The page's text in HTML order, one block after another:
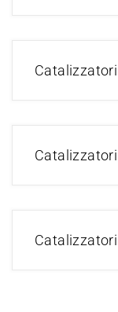
Catalizzatori
Catalizzatori
Catalizzatori